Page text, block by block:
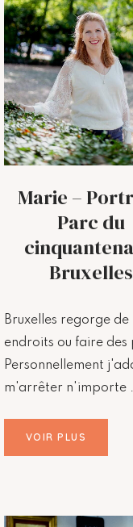
Marie –
Parc du
Bruxelles
Bruxelles regorge de
endroits ou faire des
Personnellement
m'arrêter n'importe
VOIR PLUS